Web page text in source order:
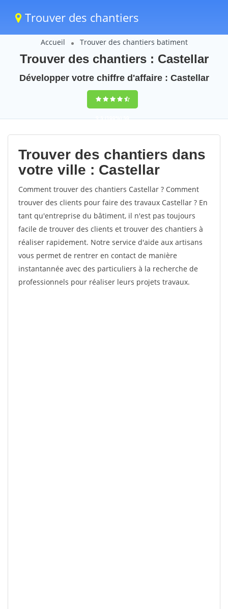
Trouver des chantiers
Accueil Trouver des chantiers batiment
Trouver des chantiers : Castellar
Développer votre chiffre d'affaire : Castellar
9,5(100%)50
votes
Trouver des chantiers dans
votre ville : Castellar
Comment trouver des chantiers Castellar ? Comment
trouver des clients pour faire des travaux Castellar ? En
tant qu'entreprise du bâtiment, il n'est pas toujours
facile de trouver des clients et trouver des chantiers à
réaliser rapidement. Notre service d'aide aux artisans
vous permet de rentrer en contact de manière
instantannée avec des particuliers à la recherche de
professionnels pour réaliser leurs projets travaux.